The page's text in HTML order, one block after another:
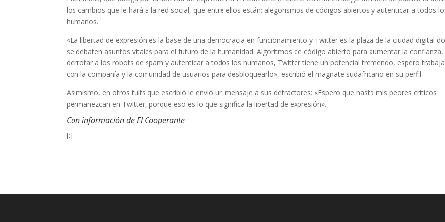
los cambios que le hará a la red social, que entre ellos están: alegorismos de códigos abiertos y autenticar a todos
humanos.
«La libertad de expresión es la base de una democracia en funcionamiento y Twitter es la plaza de la ciudad digital
se debaten asuntos vitales para el futuro de la humanidad. Algoritmos de código abierto para aumentar la confianza,
derrotar a los robots de spam y autenticar a todos los humanos, Twitter tiene un potencial tremendo, espero
con la compañía y la comunidad de usuarios para desbloquearlo», escribió el magnate sudafricano en su perfil.
Asimismo, en otros tuits que escribió le envió un mensaje a sus detractores: «Espero que hasta mis peores críticos
permanezcan en Twitter, porque eso es lo que significa la libertad de expresión».
Con información de El Cooperante
[:]